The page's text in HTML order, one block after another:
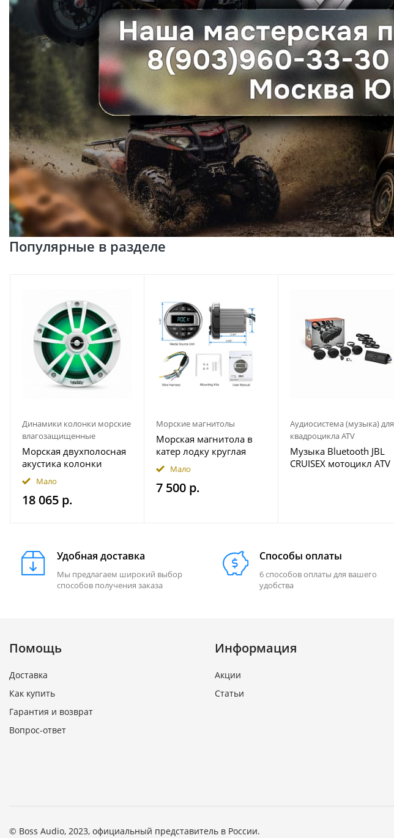
Популярные в разделе
Динамики колонки морские
влагозащищенные
Морская двухполосная
акустика колонки
INFINITY 622MLW
Мало
18 065 р.
Морские магнитолы
Морская магнитола в
катер лодку круглая
Bluetooth AKAMATE MS-
10RV
Мало
7 500 р.
Аудиосистема (музыка) для
квадроцикла ATV
Музыка Bluetooth JBL
CRUISEX мотоцикл ATV
Удобная доставка
Мы предлагаем широкий выбор
способов получения заказа
Способы оплаты
6 способов оплаты для вашего
удобства
Помощь
Доставка
Как купить
Гарантия и возврат
Вопрос-ответ
Информация
Акции
Статьи
© Boss Audio, 2023, официальный представитель в России.